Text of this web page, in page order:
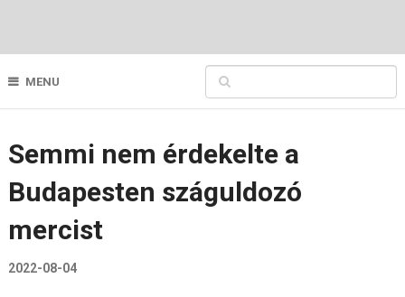
MENU
Semmi nem érdekelte a
Budapesten száguldozó
mercist
2022-08-04